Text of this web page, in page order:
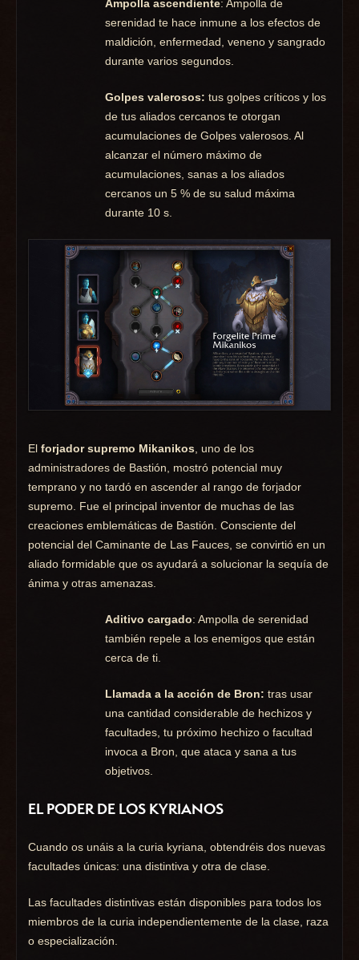
Ampolla ascendiente: Ampolla de
serenidad te hace inmune a los efectos de
maldición, enfermedad, veneno y sangrado
durante varios segundos.
Golpes valerosos: tus golpes críticos y los
de tus aliados cercanos te otorgan
acumulaciones de Golpes valerosos. Al
alcanzar el número máximo de
acumulaciones, sanas a los aliados
cercanos un 5 % de su salud máxima
durante 10 s.
El forjador supremo Mikanikos , uno de los
administradores de Bastión, mostró potencial muy
temprano y no tardó en ascender al rango de forjador
supremo. Fue el principal inventor de muchas de las
creaciones emblemáticas de Bastión. Consciente del
potencial del Caminante de Las Fauces, se convirtió en un
aliado formidable que os ayudará a solucionar la sequía de
ánima y otras amenazas.
Aditivo cargado: Ampolla de serenidad
también repele a los enemigos que están
cerca de ti.
Llamada a la acción de Bron: tras usar
una cantidad considerable de hechizos y
facultades, tu próximo hechizo o facultad
invoca a Bron, que ataca y sana a tus
objetivos.
EL PODER DE LOS KYRIANOS
Cuando os unáis a la curia kyriana, obtendréis dos nuevas
facultades únicas: una distintiva y otra de clase.
Las facultades distintivas están disponibles para todos los
miembros de la curia independientemente de la clase, raza
o especialización.